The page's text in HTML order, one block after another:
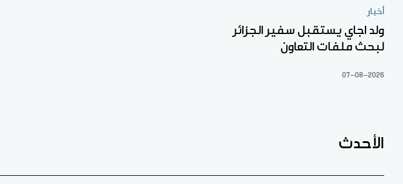
أخبار
ولد اجاي يستقبل سفير الجزائر
لبحث ملفات التعاون
07-08-2026
الأحدث